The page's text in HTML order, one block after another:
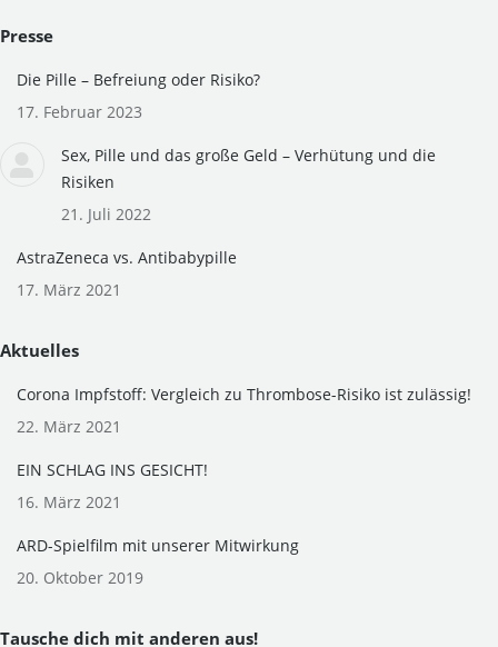
opens
in
opens
in
Presse
Die Pille – Befreiung oder Risiko?
17. Februar 2023
Sex, Pille und das große Geld – Verhütung und die
Risiken
21. Juli 2022
AstraZeneca vs. Antibabypille
17. März 2021
Aktuelles
Corona Impfstoff: Vergleich zu Thrombose-Risiko ist zulässig!
22. März 2021
EIN SCHLAG INS GESICHT!
16. März 2021
ARD-Spielfilm mit unserer Mitwirkung
20. Oktober 2019
Tausche dich mit anderen aus!